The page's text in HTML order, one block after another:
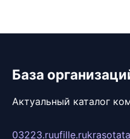
База
Актуальный каталог
03223.ruufille.ru